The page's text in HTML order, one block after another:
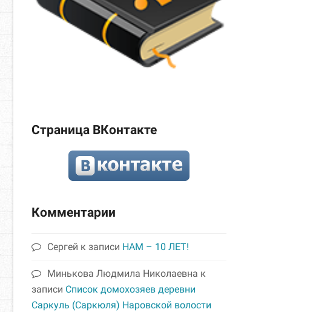
Страница ВКонтакте
Комментарии
Сергей к записи НАМ – 10 ЛЕТ!
Минькова Людмила Николаевна к
записи Список домохозяев деревни
Саркуль (Саркюля) Наровской волости